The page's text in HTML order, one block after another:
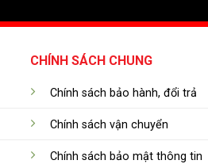
CHÍNH SÁCH CHUNG
Chính sách bảo hành, đổi trả
Chính sách vận chuyển
Chính sách bảo mật thông tin